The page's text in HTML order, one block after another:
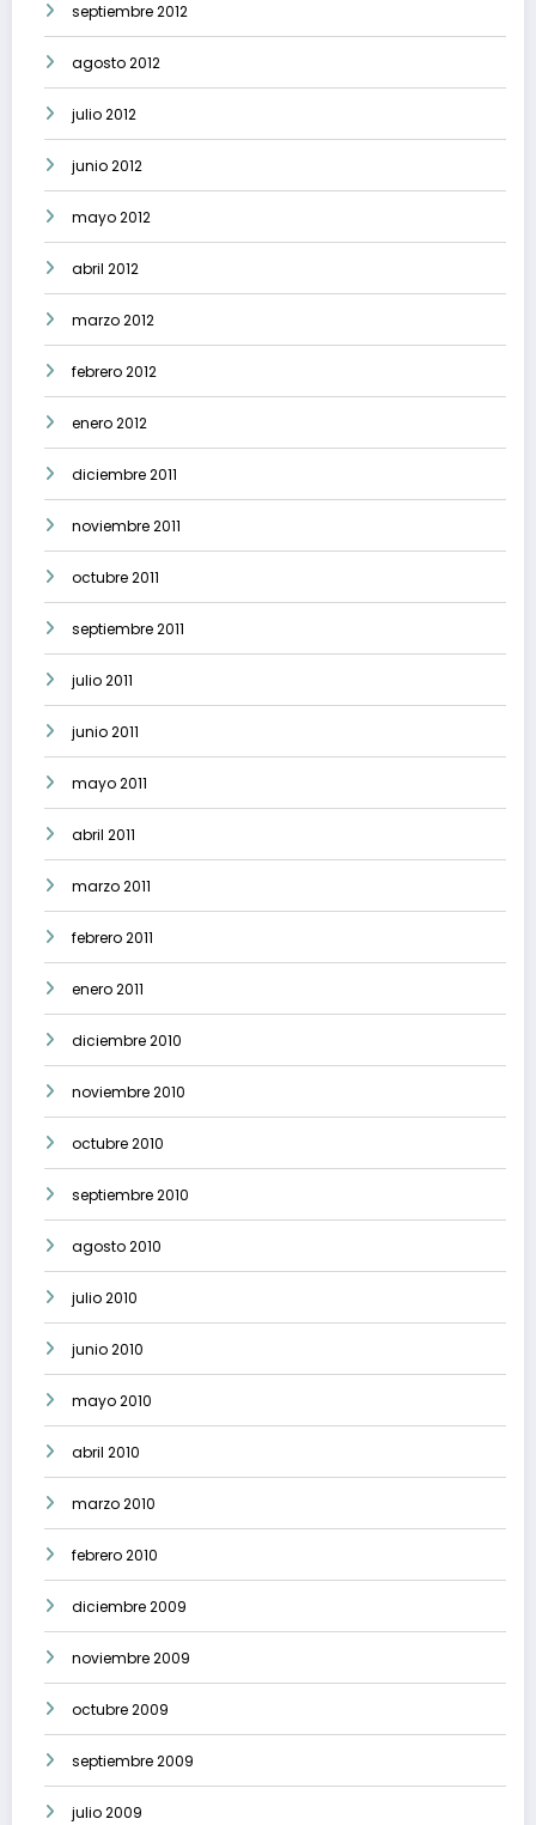
septiembre 2012
agosto 2012
julio 2012
junio 2012
mayo 2012
abril 2012
marzo 2012
febrero 2012
enero 2012
diciembre 2011
noviembre 2011
octubre 2011
septiembre 2011
julio 2011
junio 2011
mayo 2011
abril 2011
marzo 2011
febrero 2011
enero 2011
diciembre 2010
noviembre 2010
octubre 2010
septiembre 2010
agosto 2010
julio 2010
junio 2010
mayo 2010
abril 2010
marzo 2010
febrero 2010
diciembre 2009
noviembre 2009
octubre 2009
septiembre 2009
julio 2009